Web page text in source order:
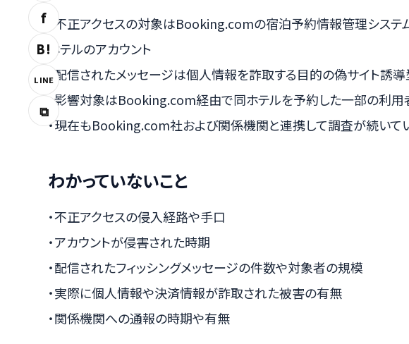
f
B!
LINE
⧉
・不正アクセスの対象はBooking.comの宿泊予約情報管理システ
ホテルのアカウント
・配信されたメッセージは個人情報を詐取する目的の偽サイト誘
・影響対象はBooking.com経由で同ホテルを予約した一部の利用
・現在もBooking.com社および関係機関と連携して調査が続いて
わかっていないこと
・不正アクセスの侵入経路や手口
・アカウントが侵害された時期
・配信されたフィッシングメッセージの件数や対象者の規模
・実際に個人情報や決済情報が詐取された被害の有無
・関係機関への通報の時期や有無